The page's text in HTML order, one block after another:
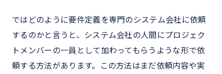
ではどのように要件定義を専門のシステム会社に依頼
するのかと言うと、システム会社の人間にプロジェク
トメンバーの一員として加わってもらうような形で依
頼する方法があります。この方法はまだ依頼内容や実